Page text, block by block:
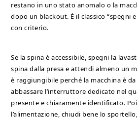
restano in uno stato anomalo o la
dopo un blackout. È il classico “spegni
con criterio.
Se la spina è accessibile, spegni la
spina dalla presa e attendi almeno un
è raggiungibile perché la macchina è
abbassare l’interruttore dedicato nel
presente e chiaramente identificato.
l’alimentazione, chiudi bene lo